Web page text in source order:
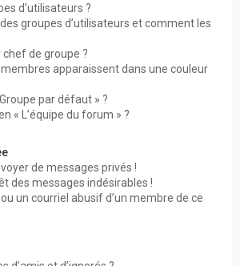
d’utilisateurs ?
groupes d’utilisateurs et comment les
de groupe ?
apparaissent dans une couleur
par défaut » ?
« L’équipe du forum » ?
de messages privés !
des messages indésirables !
un courriel abusif d’un membre de ce